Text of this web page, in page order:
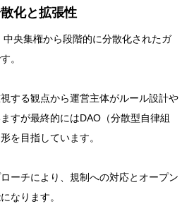
化と拡張性
央集権から段階的に分散化されたガ
。
する観点から運営主体がルール設計や
すが最終的にはDAO（分散型自律組
を目指しています。
ーチにより、規制への対応とオープン
なります。